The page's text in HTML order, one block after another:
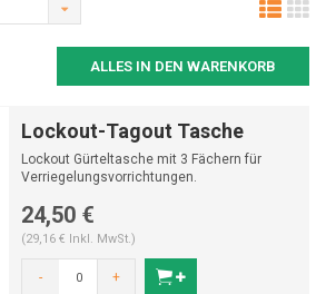
ALLES IN DEN WARENKORB
Lockout-Tagout Tasche
Lockout Gürteltasche mit 3 Fächern für
Verriegelungsvorrichtungen.
24,50 €
(29,16 € Inkl. MwSt.)
- +